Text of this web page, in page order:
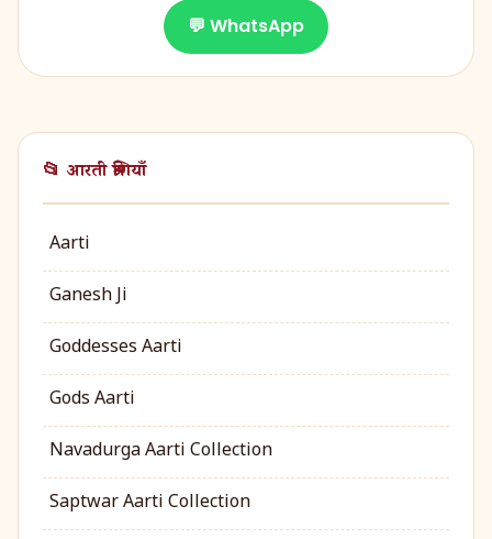
💬 WhatsApp
📂 आरती श्रेणियाँ
Aarti
Ganesh Ji
Goddesses Aarti
Gods Aarti
Navadurga Aarti Collection
Saptwar Aarti Collection